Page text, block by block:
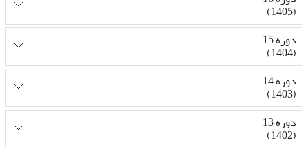
(1405)
دوره 15
(1404)
دوره 14
(1403)
دوره 13
(1402)